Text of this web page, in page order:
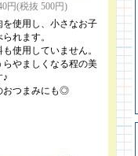
円(税抜 500円)
を使用し、小さなお子
れます。
使用していません。
らやましくなる程の美
♪
おつまみにも◎